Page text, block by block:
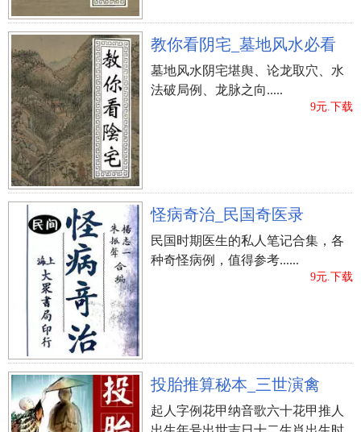
教你看阴宅_墓地风水必看
墓地风水阴宅堪舆、论龙取穴、水
法破局例、龙脉之向.....
9元.下载
怪病奇治_民国奇医录
民国时期医生的私人笔记合集，各
种奇怪病例，值得参考......
9元.下载
投胎推算秘本_三世演禽
起人字例花甲纳音歌六十花甲推人